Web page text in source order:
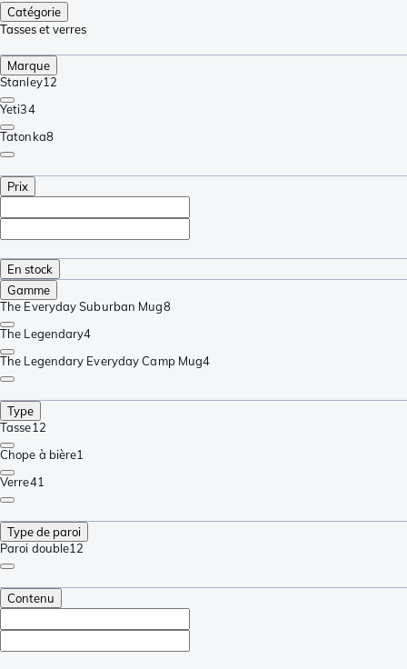
Catégorie
Tasses et verres
Marque
Stanley12
Yeti34
Tatonka8
Prix
En stock
Gamme
The Everyday Suburban Mug8
The Legendary4
The Legendary Everyday Camp Mug4
Type
Tasse12
Chope à bière1
Verre41
Type de paroi
Paroi double12
Contenu